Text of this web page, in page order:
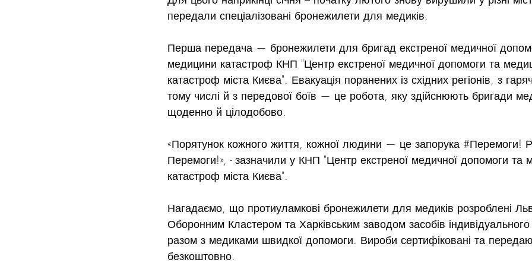
передали спеціалізовані бронежилети для медиків.
Перша передача — бронежилети для бригад екстреної медичної
медицини катастроф КНП "Центр екстреної медичної допомоги та
катастроф міста Києва". Евакуація поранених із східних регіонів, з
тому числі й з передової боїв — це робота, яку здійснюють бригади
щоденно й цілодобово.
«Порятунок кожного життя, кожної людини — це запорука #Перемоги!
Перемоги!», - зазначили у КНП "Центр екстреної медичної допомоги та
катастроф міста Києва".
Нагадаємо, що протиуламкові бронежилети для медиків розроблені
Оборонним Кластером та Харківським заводом засобів
разом з медиками швидкої допомоги. Вироби сертифіковані та
безкоштовно.